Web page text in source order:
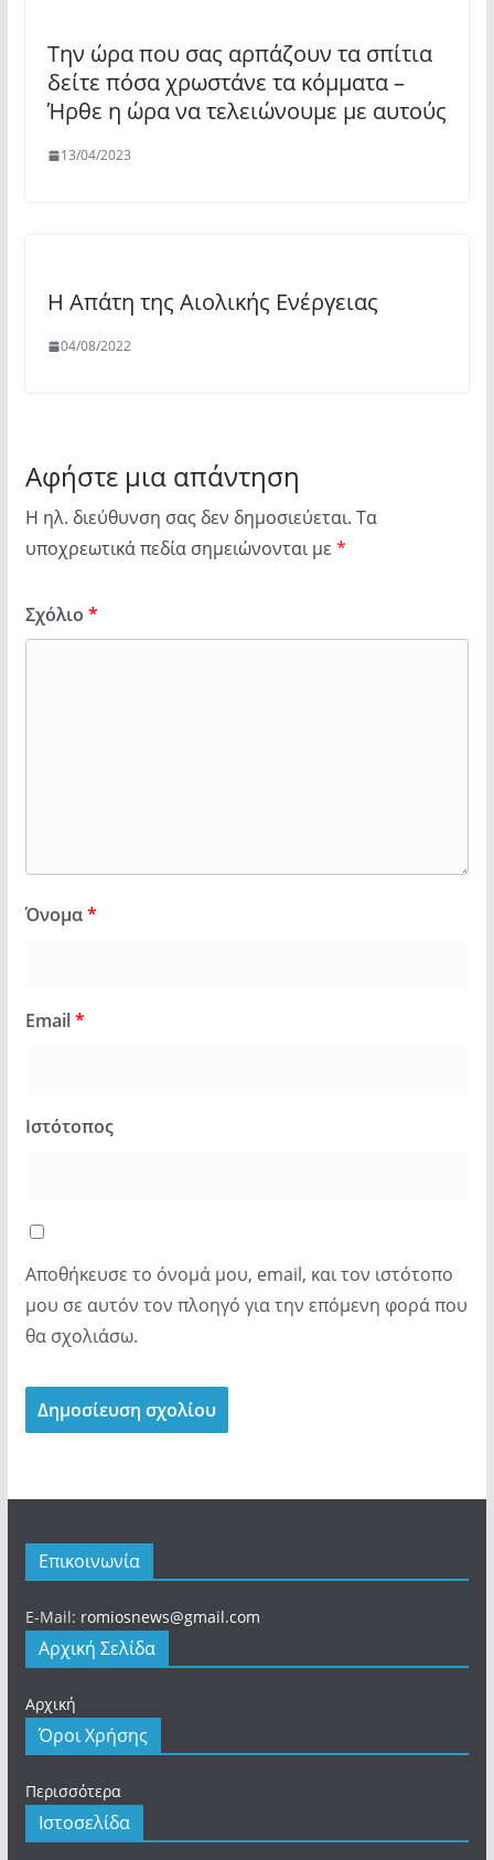
Την ώρα που σας αρπάζουν τα σπίτια
δείτε πόσα χρωστάνε τα κόμματα –
Ήρθε η ώρα να τελειώνουμε με αυτούς
13/04/2023
Η Απάτη της Αιολικής Ενέργειας
04/08/2022
Αφήστε μια απάντηση
Η ηλ. διεύθυνση σας δεν δημοσιεύεται. Τα
υποχρεωτικά πεδία σημειώνονται με *
Σχόλιο *
Όνομα*
Email*
Ιστότοπος
Αποθήκευσε το όνομά μου, email, και τον ιστότοπο
μου σε αυτόν τον πλοηγό για την επόμενη φορά που
θα σχολιάσω.
Επικοινωνία
E-Mail: romiosnews@gmail.com
Αρχική Σελίδα
Αρχική
Όροι Χρήσης
Περισσότερα
Ιστοσελίδα